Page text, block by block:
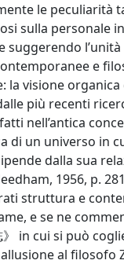
le peculiarità
sulla personale
suggerendo
e
la visione organica
più recenti
nell’antica
di un universo in
dalla sua
1956, p.
struttura e
e se ne
》 in cui si può
al filosofo